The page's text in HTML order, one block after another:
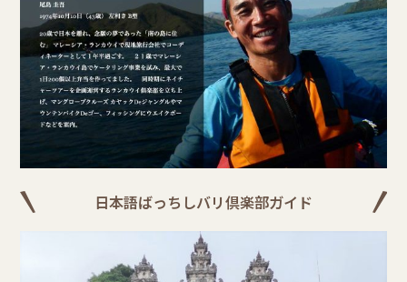
日本語ばっちしバリ倶楽部ガイド